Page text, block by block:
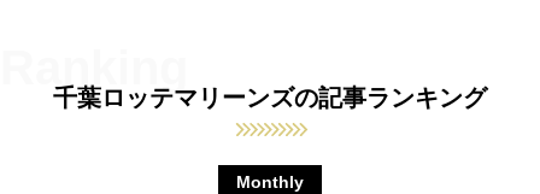
千葉ロッテマリーンズの記事ランキング
Monthly